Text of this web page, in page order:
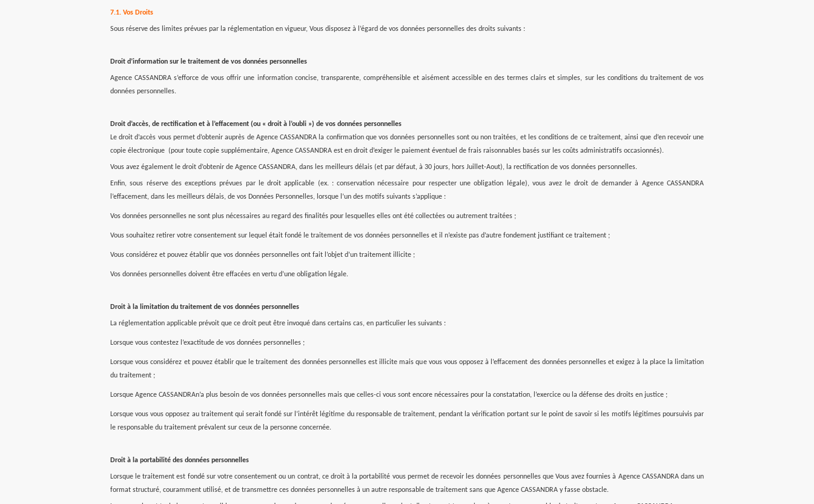
7.1. Vos Droits
Sous réserve des limites prévues par la réglementation en vigueur, Vous disposez à l’égard de vos données personnelles des droits suivants :
Droit d’information sur le traitement de vos données personnelles
Agence CASSANDRA s’efforce de vous offrir une information concise, transparente, compréhensible et aisément accessible en des termes clairs et simples, sur les conditions du traitement de vos
données personnelles.
Droit d’accès, de rectification et à l’effacement (ou « droit à l’oubli ») de vos données personnelles
Le droit d’accès vous permet d’obtenir auprès de Agence CASSANDRA la confirmation que vos données personnelles sont ou non traitées, et les conditions de ce traitement, ainsi que d’en recevoir une
copie électronique (pour toute copie supplémentaire, Agence CASSANDRA est en droit d’exiger le paiement éventuel de frais raisonnables basés sur les coûts administratifs occasionnés).
Vous avez également le droit d’obtenir de Agence CASSANDRA, dans les meilleurs délais (et par défaut, à 30 jours, hors Juillet-Aout), la rectification de vos données personnelles.
Enfin, sous réserve des exceptions prévues par le droit applicable (ex. : conservation nécessaire pour respecter une obligation légale), vous avez le droit de demander à Agence CASSANDRA
l’effacement, dans les meilleurs délais, de vos Données Personnelles, lorsque l’un des motifs suivants s’applique :
Vos données personnelles ne sont plus nécessaires au regard des finalités pour lesquelles elles ont été collectées ou autrement traitées ;
Vous souhaitez retirer votre consentement sur lequel était fondé le traitement de vos données personnelles et il n’existe pas d’autre fondement justifiant ce traitement ;
Vous considérez et pouvez établir que vos données personnelles ont fait l’objet d’un traitement illicite ;
Vos données personnelles doivent être effacées en vertu d’une obligation légale.
Droit à la limitation du traitement de vos données personnelles
La réglementation applicable prévoit que ce droit peut être invoqué dans certains cas, en particulier les suivants :
Lorsque vous contestez l’exactitude de vos données personnelles ;
Lorsque vous considérez et pouvez établir que le traitement des données personnelles est illicite mais que vous vous opposez à l’effacement des données personnelles et exigez à la place la limitation
du traitement ;
Lorsque Agence CASSANDRAn’a plus besoin de vos données personnelles mais que celles-ci vous sont encore nécessaires pour la constatation, l’exercice ou la défense des droits en justice ;
Lorsque vous vous opposez au traitement qui serait fondé sur l’intérêt légitime du responsable de traitement, pendant la vérification portant sur le point de savoir si les motifs légitimes poursuivis par
le responsable du traitement prévalent sur ceux de la personne concernée.
Droit à la portabilité des données personnelles
Lorsque le traitement est fondé sur votre consentement ou un contrat, ce droit à la portabilité vous permet de recevoir les données personnelles que Vous avez fournies à Agence CASSANDRA dans un
format structuré, couramment utilisé, et de transmettre ces données personnelles à un autre responsable de traitement sans que Agence CASSANDRA y fasse obstacle.